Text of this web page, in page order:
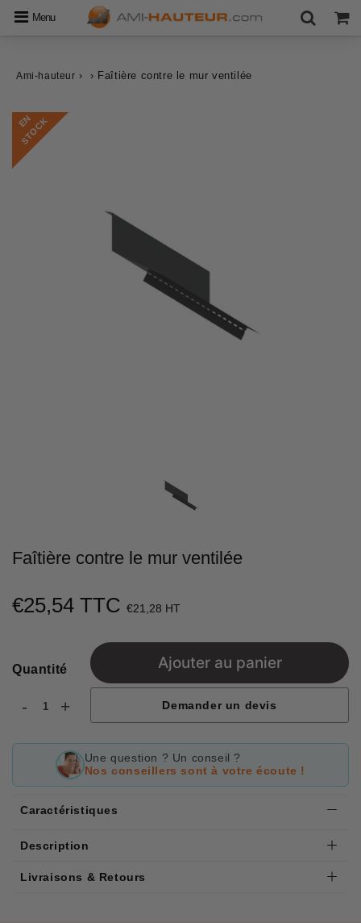
Menu
Ami-hauteur › › Faîtière contre le mur ventilée
E
N
S
T
O
C
K
Faîtière contre le mur ventilée
€25,54 TTC €21,28 HT
Quantité
- +
Ajouter au panier
Demander un devis
Une question ? Un conseil ?
Nos conseillers sont à votre écoute !
Caractéristiques
Description
Livraisons & Retours